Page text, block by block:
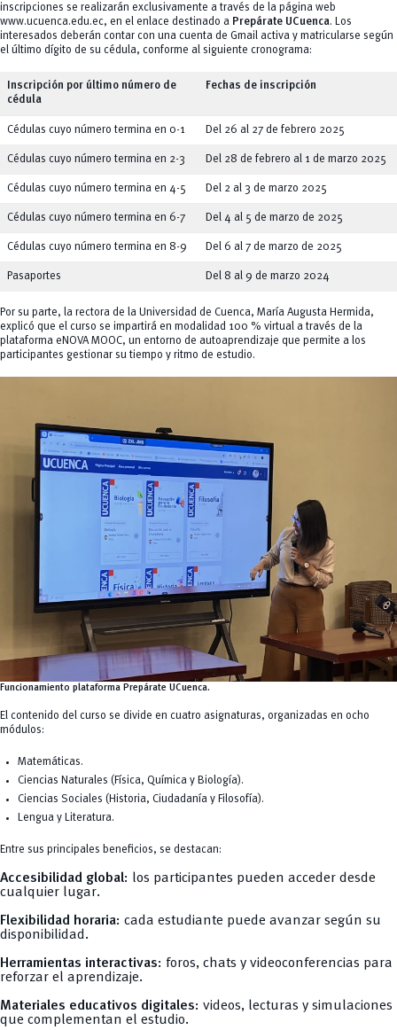
inscripciones se realizarán exclusivamente a través de la página web
www.ucuenca.edu.ec, en el enlace destinado a Prepárate UCuenca. Los
interesados deberán contar con una cuenta de Gmail activa y matricularse según
el último dígito de su cédula, conforme al siguiente cronograma:
Inscripción por último número de
cédula
Fechas de inscripción
Cédulas cuyo número termina en 0-1 Del 26 al 27 de febrero 2025
Cédulas cuyo número termina en 2-3 Del 28 de febrero al 1 de marzo 2025
Cédulas cuyo número termina en 4-5 Del 2 al 3 de marzo 2025
Cédulas cuyo número termina en 6-7 Del 4 al 5 de marzo de 2025
Cédulas cuyo número termina en 8-9 Del 6 al 7 de marzo de 2025
Pasaportes Del 8 al 9 de marzo 2024
Por su parte, la rectora de la Universidad de Cuenca, María Augusta Hermida,
explicó que el curso se impartirá en modalidad 100 % virtual a través de la
plataforma eNOVA MOOC, un entorno de autoaprendizaje que permite a los
participantes gestionar su tiempo y ritmo de estudio.
Funcionamiento plataforma Prepárate UCuenca.
El contenido del curso se divide en cuatro asignaturas, organizadas en ocho
módulos:
Matemáticas.
Ciencias Naturales (Física, Química y Biología).
Ciencias Sociales (Historia, Ciudadanía y Filosofía).
Lengua y Literatura.
Entre sus principales beneficios, se destacan:
Accesibilidad global: los participantes pueden acceder desde
cualquier lugar.
Flexibilidad horaria: cada estudiante puede avanzar según su
disponibilidad.
Herramientas interactivas: foros, chats y videoconferencias para
reforzar el aprendizaje.
Materiales educativos digitales: videos, lecturas y simulaciones
que complementan el estudio.